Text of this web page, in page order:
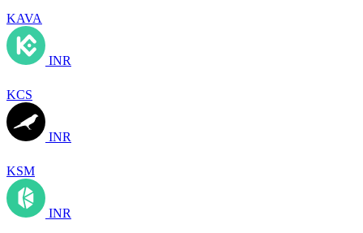
KAVA
INR
KCS
INR
KSM
INR